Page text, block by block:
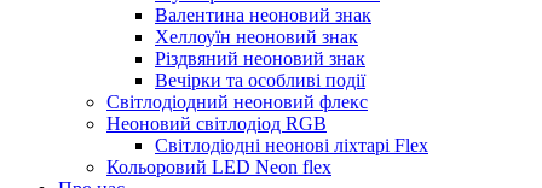
Валентина неоновий знак
Хеллоуїн неоновий знак
Різдвяний неоновий знак
Вечірки та особливі події
Світлодіодний неоновий флекс
Неоновий світлодіод RGB
Світлодіодні неонові ліхтарі Flex
Кольоровий LED Neon flex